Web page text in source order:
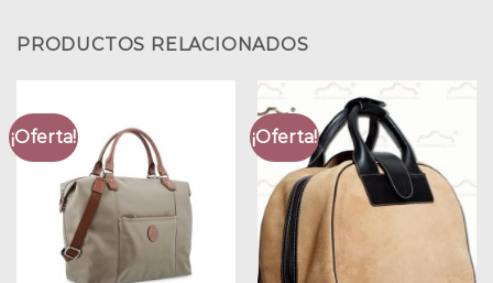
PRODUCTOS RELACIONADOS
¡Oferta! ¡Oferta!